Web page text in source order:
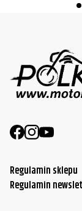
Regulamin sklepu
Regulamin